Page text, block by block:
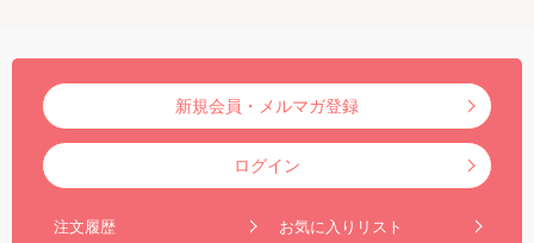
新規会員・メルマガ登録
ログイン
注文履歴 お気に入りリスト